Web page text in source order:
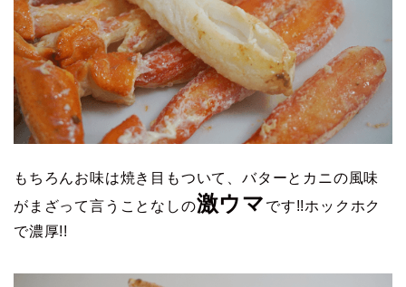
もちろんお味は焼き目もついて、バターとカニの風味
がまざって言うことなしの激ウマ です!!ホックホク
で濃厚!!